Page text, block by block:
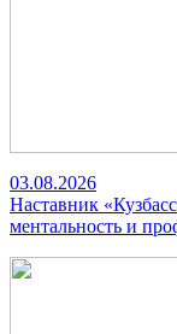
03.08.2026
Наставник
ментальность и